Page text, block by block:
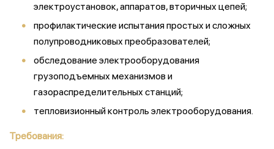
электроустановок, аппаратов, вторичных цепей;
профилактические испытания простых и сложных
полупроводниковых преобразователей;
обследование электрооборудования
грузоподъемных механизмов и
газораспределительных станций;
тепловизионный контроль электрооборудования.
Требования: